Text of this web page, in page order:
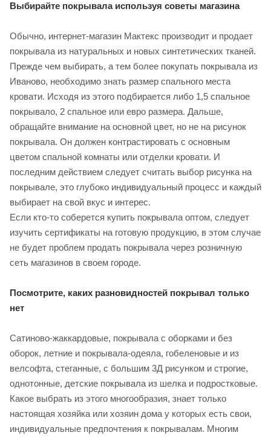
Выбирайте покрывала используя советы магазина
Обычно, интернет-магазин Мактекс производит и продает
покрывала из натуральных и новых синтетических тканей.
Прежде чем выбирать, а тем более покупать покрывала из
Иваново, необходимо знать размер спального места
кровати. Исходя из этого подбирается либо 1,5 спальное
покрывало, 2 спальное или евро размера. Дальше,
обращайте внимание на основной цвет, но не на рисунок
покрывала. Он должен контрастировать с основным
цветом спальной комнаты или отделки кровати. И
последним действием следует считать выбор рисунка на
покрывале, это глубоко индивидуальный процесс и каждый
выбирает на свой вкус и интерес.
Если кто-то соберется купить покрывала оптом, следует
изучить сертификаты на готовую продукцию, в этом случае
не будет проблем продать покрывала через розничную
сеть магазинов в своем городе.
Посмотрите, каких разновидностей покрывал только
нет
Сатиново-жаккардовые, покрывала с оборками и без
оборок, летние и покрывала-одеяла, гобеленовые и из
велсофта, стеганные, с большим 3Д рисунком и строгие,
однотонные, детские покрывала из шелка и подростковые.
Какое выбрать из этого многообразия, знает только
настоящая хозяйка или хозяин дома у которых есть свои,
индивидуальные предпочтения к покрывалам. Многим